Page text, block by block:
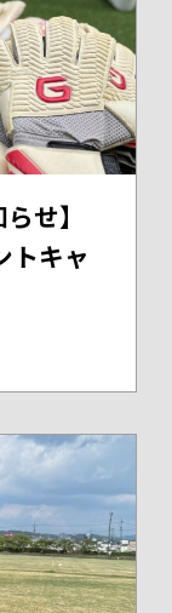
せ】
トキャ